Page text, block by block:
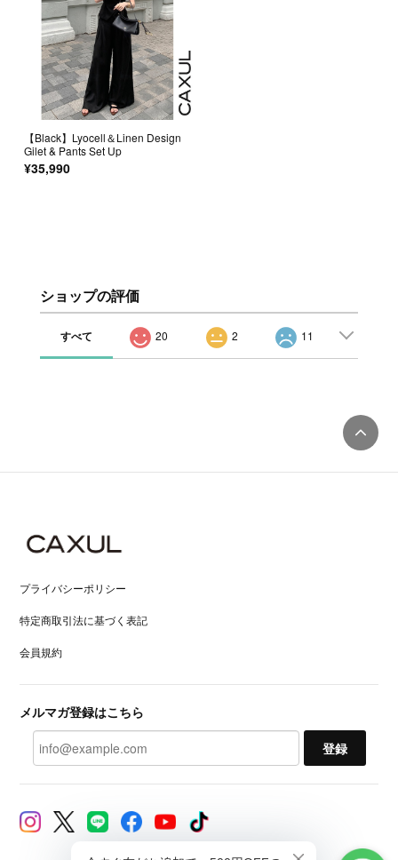
【Black】Lyocell＆Linen Design
Gilet & Pants Set Up
¥35,990
ショップの評価
すべて 20 2 11
プライバシーポリシー
特定商取引法に基づく表記
会員規約
メルマガ登録はこちら
登録